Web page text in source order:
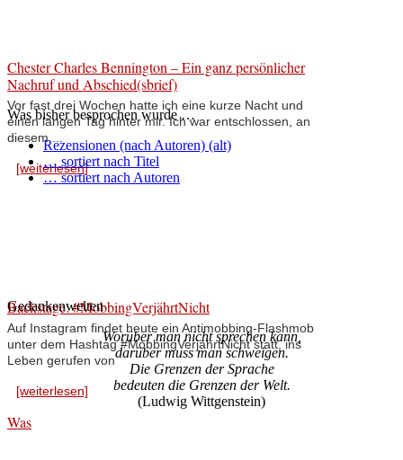
Chester Charles Bennington – Ein ganz persönlicher
Nachruf und Abschied(sbrief)
Vor fast drei Wochen hatte ich eine kurze Nacht und
einen langen Tag hinter mir. Ich war entschlossen, an
diesem ...
[weiterlesen]
Backstage: #MobbingVerjährtNicht
Auf Instagram findet heute ein Antimobbing-Flashmob
unter dem Hashtag #MobbingVerjährtNicht statt, ins
Leben gerufen von
[weiterlesen]
Was
Was bisher besprochen wurde …
Rezensionen (nach Autoren) (alt)
… sortiert nach Titel
… sortiert nach Autoren
Gedankenwelten
Worüber man nicht sprechen kann,
darüber muss man schweigen.
Die Grenzen der Sprache
bedeuten die Grenzen der Welt.
(Ludwig Wittgenstein)